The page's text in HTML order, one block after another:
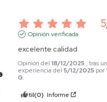
5
Opinión verificada
excelente calidad
Opinión del18/12/2025 , tras
experiencia del5/12/2025 por
G.
Útil(0) Informe